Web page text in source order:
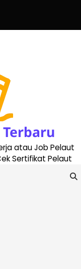
atau Job Pelaut
Sertifikat Pelaut